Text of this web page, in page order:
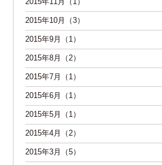
2015年10月（3）
2015年9月（1）
2015年8月（2）
2015年7月（1）
2015年6月（1）
2015年5月（1）
2015年4月（2）
2015年3月（5）